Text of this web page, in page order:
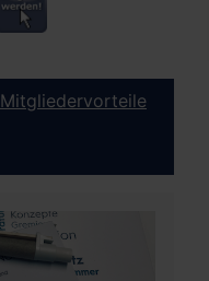
Mitgliedervorteile